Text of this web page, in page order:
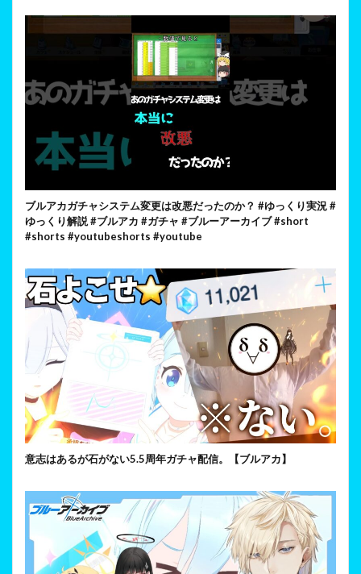
ブルアカガチャシステム変更は改悪だったのか？ #ゆっくり実況 #
ゆっくり解説 #ブルアカ #ガチャ #ブルーアーカイブ #short
#shorts #youtubeshorts #youtube
意志はあるが石がない5.5周年ガチャ配信。【ブルアカ】